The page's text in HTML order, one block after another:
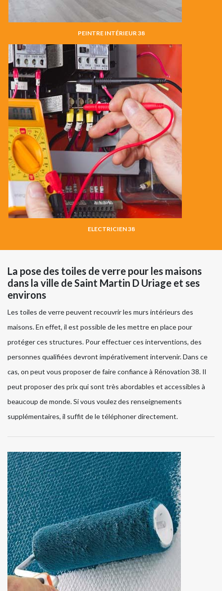
PEINTRE INTÉRIEUR 38
ELECTRICIEN 38
La pose des toiles de verre pour les maisons
dans la ville de Saint Martin D Uriage et ses
environs
Les toiles de verre peuvent recouvrir les murs intérieurs des
maisons. En effet, il est possible de les mettre en place pour
protéger ces structures. Pour effectuer ces interventions, des
personnes qualifiées devront impérativement intervenir. Dans ce
cas, on peut vous proposer de faire confiance à Rénovation 38. Il
peut proposer des prix qui sont très abordables et accessibles à
beaucoup de monde. Si vous voulez des renseignements
supplémentaires, il suffit de le téléphoner directement.